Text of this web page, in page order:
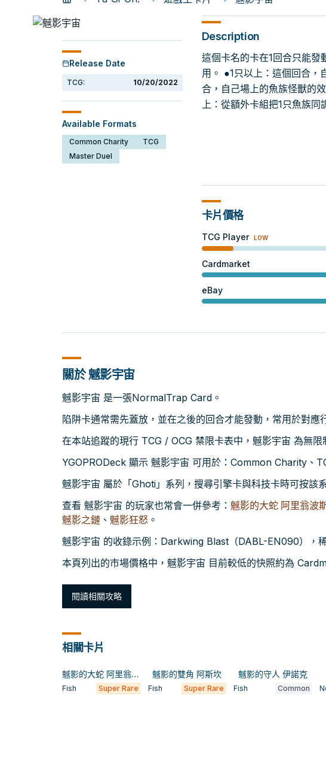
Release Date
TCG: 10/20/2022
Available Formats
Common Charity
TCG
Master Duel
Description
這個卡名的卡在1回合只能
用。 ●1只以上：這個回合，
合，自己場上的魚族怪獸的
上：從額外卡組把1只魚族同
卡片價格
TCG Player LOW
Cardmarket
eBay
關於 魊影宇宙
魊影宇宙 是一張NormalTrap Card。
陷阱卡通常需先蓋放，並在之後的回合才能發動，常用於對應
在本站追蹤的現行 TCG / OCG 禁限卡表中，魊影宇宙 為無限
YGOPRODeck 顯示 魊影宇宙 可用於：Common Charity、
魊影宇宙 屬於「Ghoti」系列，搜尋引擎卡與科技卡時可按該
查看 魊影宇宙 的玩家也常會一併參考： 魊影的大蛇 阿里翁波
魊影之鏈 、 魊影狂怒 。
魊影宇宙 的收錄示例：Darkwing Blast（DABL-EN090），
本頁列出的市場價格中，魊影宇宙 目前較低的快照約為
閱讀相關攻略
相關卡片
魊影的大蛇 阿里翁波斯
Fish Super Rare
魊影的雙角 阿斯坎
Fish Super Rare
魊影的守人 伊諾克
Fish Common